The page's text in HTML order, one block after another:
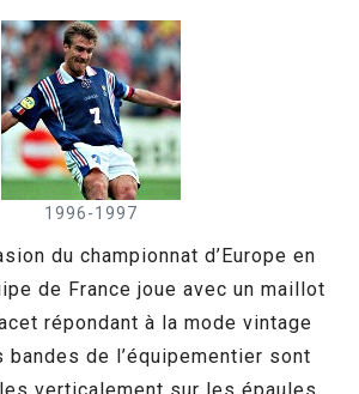
1996-1997
du championnat d’Europe en
de France joue avec un maillot
répondant à la mode vintage
bandes de l’équipementier sont
verticalement sur les épaules.